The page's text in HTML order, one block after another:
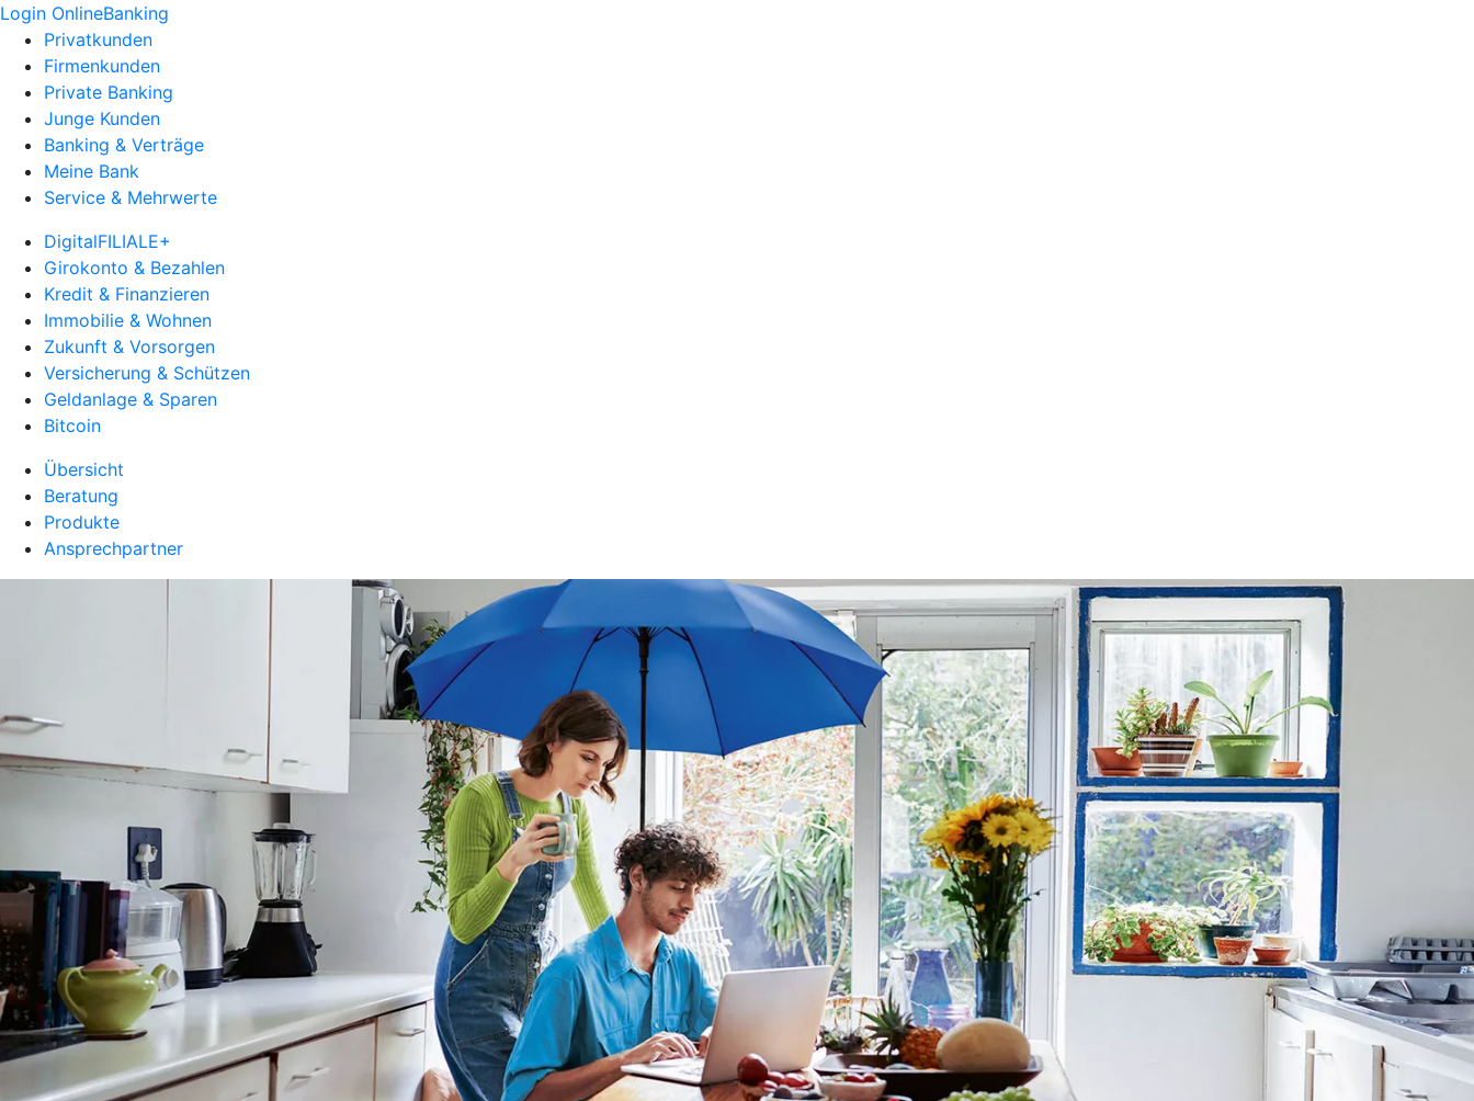
Login OnlineBanking
Privatkunden
Firmenkunden
Private Banking
Junge Kunden
Banking & Verträge
Meine Bank
Service & Mehrwerte
DigitalFILIALE+
Girokonto & Bezahlen
Kredit & Finanzieren
Immobilie & Wohnen
Zukunft & Vorsorgen
Versicherung & Schützen
Geldanlage & Sparen
Bitcoin
Übersicht
Beratung
Produkte
Ansprechpartner